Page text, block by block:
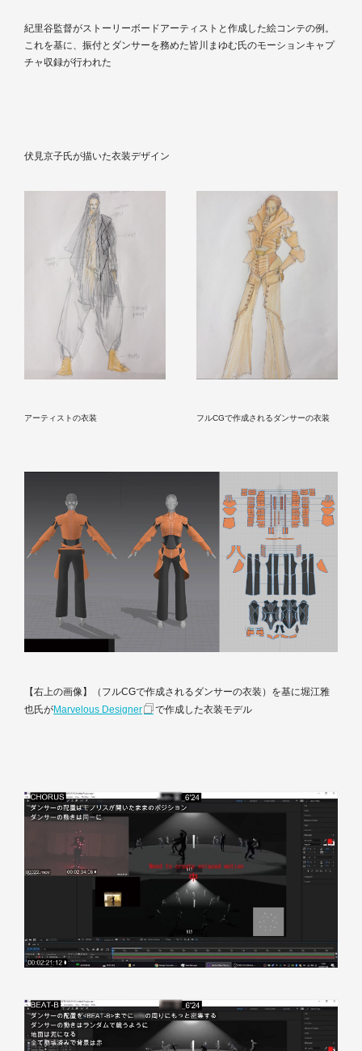
紀里谷監督がストーリーボードアーティストと作成した絵コンテの例。
これを基に、振付とダンサーを務めた皆川まゆむ氏のモーションキャプ
チャ収録が行われた
伏見京子氏が描いた衣装デザイン
アーティストの衣装 フルCGで作成されるダンサーの衣装
【右上の画像】（フルCGで作成されるダンサーの衣装）を基に堀江雅
也氏がMarvelous Designer で作成した衣装モデル